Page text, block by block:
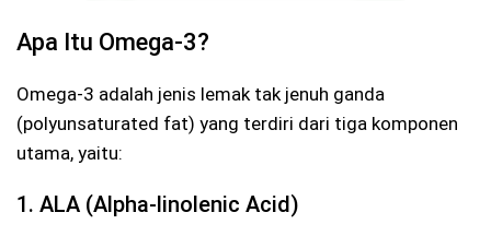
Apa Itu Omega-3?
Omega-3 adalah jenis lemak tak jenuh ganda
(polyunsaturated fat) yang terdiri dari tiga komponen
utama, yaitu:
1. ALA (Alpha-linolenic Acid)